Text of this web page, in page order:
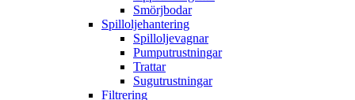
Smörjbodar
Spilloljehantering
Spilloljevagnar
Pumputrustningar
Trattar
Sugutrustningar
Filtrering